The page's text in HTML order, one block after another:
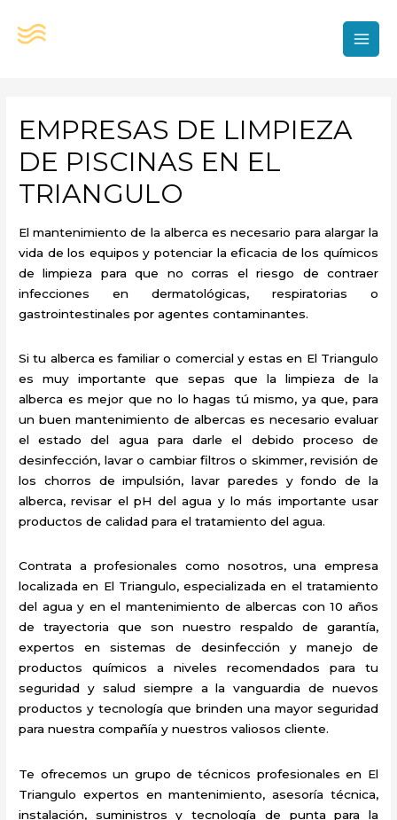
EMPRESAS DE LIMPIEZA
DE PISCINAS EN EL
TRIANGULO
El mantenimiento de la alberca es necesario para alargar la
vida de los equipos y potenciar la eficacia de los químicos
de limpieza para que no corras el riesgo de contraer
infecciones en dermatológicas, respiratorias o
gastrointestinales por agentes contaminantes.
Si tu alberca es familiar o comercial y estas en El Triangulo
es muy importante que sepas que la limpieza de la
alberca es mejor que no lo hagas tú mismo, ya que, para
un buen mantenimiento de albercas es necesario evaluar
el estado del agua para darle el debido proceso de
desinfección, lavar o cambiar filtros o skimmer, revisión de
los chorros de impulsión, lavar paredes y fondo de la
alberca, revisar el pH del agua y lo más importante usar
productos de calidad para el tratamiento del agua.
Contrata a profesionales como nosotros, una empresa
localizada en El Triangulo, especializada en el tratamiento
del agua y en el mantenimiento de albercas con 10 años
de trayectoria que son nuestro respaldo de garantía,
expertos en sistemas de desinfección y manejo de
productos químicos a niveles recomendados para tu
seguridad y salud siempre a la vanguardia de nuevos
productos y tecnología que brinden una mayor seguridad
para nuestra compañía y nuestros valiosos cliente.
Te ofrecemos un grupo de técnicos profesionales en El
Triangulo expertos en mantenimiento, asesoría técnica,
instalación, suministros y tecnología de punta para la